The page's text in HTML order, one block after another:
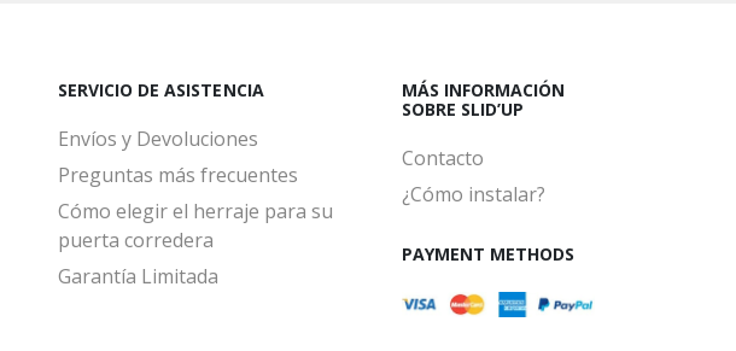
SERVICIO DE ASISTENCIA
Envíos y Devoluciones
Preguntas más frecuentes
Cómo elegir el herraje para su
puerta corredera
Garantía Limitada
MÁS INFORMACIÓN
SOBRE SLID’UP
Contacto
¿Cómo instalar?
PAYMENT METHODS